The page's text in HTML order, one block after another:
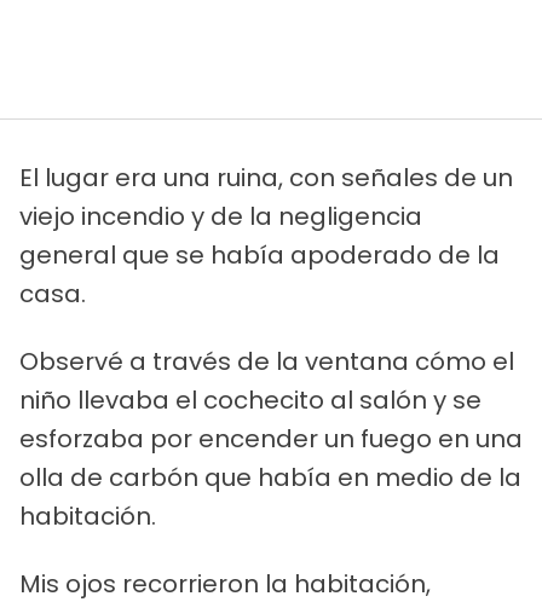
El lugar era una ruina, con señales de un
viejo incendio y de la negligencia
general que se había apoderado de la
casa.
Observé a través de la ventana cómo el
niño llevaba el cochecito al salón y se
esforzaba por encender un fuego en una
olla de carbón que había en medio de la
habitación.
Mis ojos recorrieron la habitación,